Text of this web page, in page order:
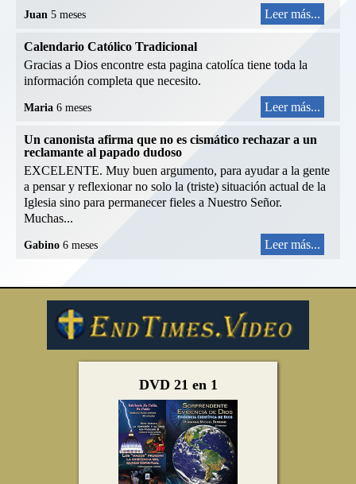
Juan 5 meses Leer más...
Calendario Católico Tradicional
Gracias a Dios encontre esta pagina catolíca tiene toda la
información completa que necesito.
Maria 6 meses Leer más...
Un canonista afirma que no es cismático rechazar a un
reclamante al papado dudoso
EXCELENTE. Muy buen argumento, para ayudar a la gente
a pensar y reflexionar no solo la (triste) situación actual de la
Iglesia sino para permanecer fieles a Nuestro Señor.
Muchas...
Gabino 6 meses Leer más...
DVD 21 en 1